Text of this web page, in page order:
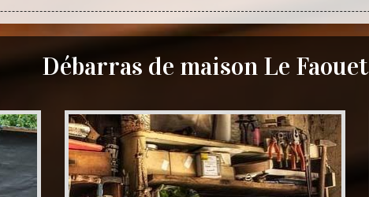
Débarras de maison Le Faouet